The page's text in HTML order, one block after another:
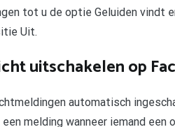
tot u de optie Geluiden vindt
Uit.
uitschakelen op
automatisch
melding wanneer iemand een